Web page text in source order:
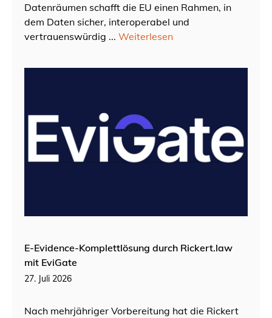
Datenräumen schafft die EU einen Rahmen, in
dem Daten sicher, interoperabel und
vertrauenswürdig ... Weiterlesen
E-Evidence-Komplettlösung durch Rickert.law
mit EviGate
27. Juli 2026
Nach mehrjähriger Vorbereitung hat die Rickert